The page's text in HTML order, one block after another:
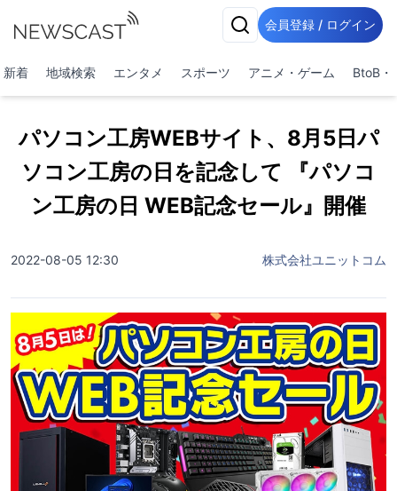
会員登録 / ログイン
新着 地域検索 エンタメ スポーツ アニメ・ゲーム BtoB・
パソコン工房WEBサイト、8月5日パ
ソコン工房の日を記念して 『パソコ
ン工房の日 WEB記念セール』開催
2022-08-05 12:30 株式会社ユニットコム